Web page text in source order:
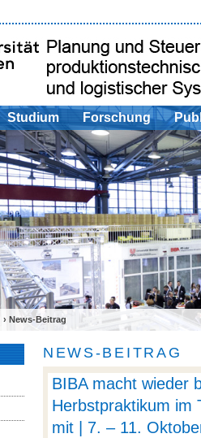
Studium Forschung
› News-Beitrag
NEWS-BEITRAG
BIBA macht wieder
Herbstpraktikum im
mit | 7. – 11.